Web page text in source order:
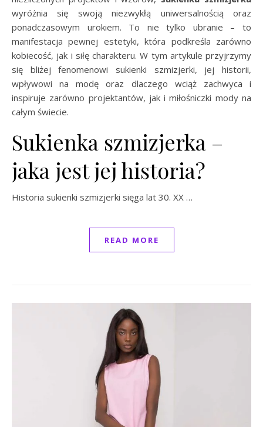
wyróżnia się swoją niezwykłą uniwersalnością oraz
ponadczasowym urokiem. To nie tylko ubranie – to
manifestacja pewnej estetyki, która podkreśla zarówno
kobiecość, jak i siłę charakteru. W tym artykule przyjrzymy
się bliżej fenomenowi sukienki szmizjerki, jej historii,
wpływowi na modę oraz dlaczego wciąż zachwyca i
inspiruje zarówno projektantów, jak i miłośniczki mody na
całym świecie.
Sukienka szmizjerka –
jaka jest jej historia?
Historia sukienki szmizjerki sięga lat 30. XX …
READ MORE